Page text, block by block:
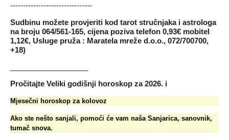
--------------------------------
Sudbinu možete provjeriti kod tarot stručnjaka i astrologa
na broju 064/561-165, cijena poziva telefon 0,93€ mobitel
1,12€, Usluge pruža : Maratela mreže d.o.o., 072/700700,
+18)
Pročitajte Veliki godišnji horoskop za 2026. i
Mjesečni horoskop za kolovoz
Ako ste nešto sanjali, pomoći će vam naša Sanjarica, sanovnik,
tumač snova.